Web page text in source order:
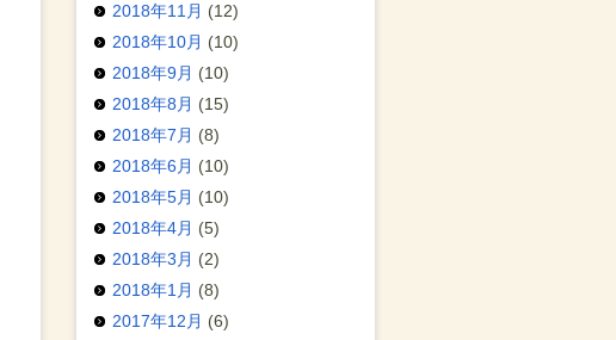
2018年11月 (12)
2018年10月 (10)
2018年9月 (10)
2018年8月 (15)
2018年7月 (8)
2018年6月 (10)
2018年5月 (10)
2018年4月 (5)
2018年3月 (2)
2018年1月 (8)
2017年12月 (6)